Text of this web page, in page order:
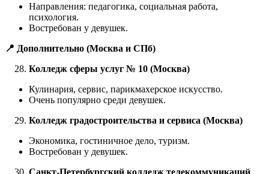
Направления: педагогика, социальная работа,
психология.
Востребован у девушек.
📍 Дополнительно (Москва и СПб)
Колледж сферы услуг № 10 (Москва)
Кулинария, сервис, парикмахерское искусство.
Очень популярно среди девушек.
Колледж градостроительства и сервиса (Москва)
Экономика, гостиничное дело, туризм.
Востребован у девушек.
Санкт-Петербургский колледж телекоммуникаций